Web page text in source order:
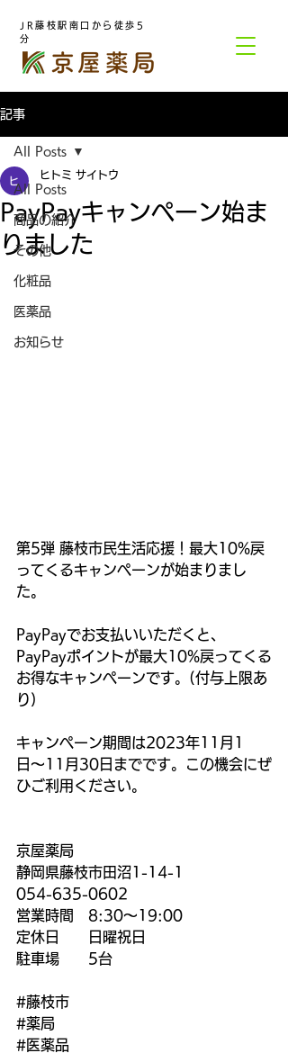
JR藤枝駅南口から徒歩5
分
記事
All Posts
商品の紹介
その他
化粧品
医薬品
お知らせ
All Posts
PayPayキャンペーン始ま
りました
ヒトミ サイトウ
第5弾 藤枝市民生活応援！最大10%戻
ってくるキャンペーンが始まりまし
た。
PayPayでお支払いいただくと、
PayPayポイントが最大10%戻ってくる
お得なキャンペーンです。(付与上限あ
り)
キャンペーン期間は2023年11月1
日〜11月30日までです。この機会にぜ
ひご利用ください。
京屋薬局
静岡県藤枝市田沼1-14-1
054-635-0602
営業時間　8:30〜19:00
定休日　　日曜祝日
駐車場　　5台
#藤枝市
#薬局
#医薬品